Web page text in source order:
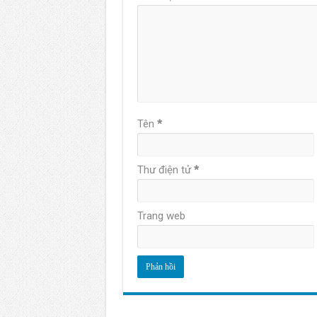
Tên *
Thư điện tử*
Trang web